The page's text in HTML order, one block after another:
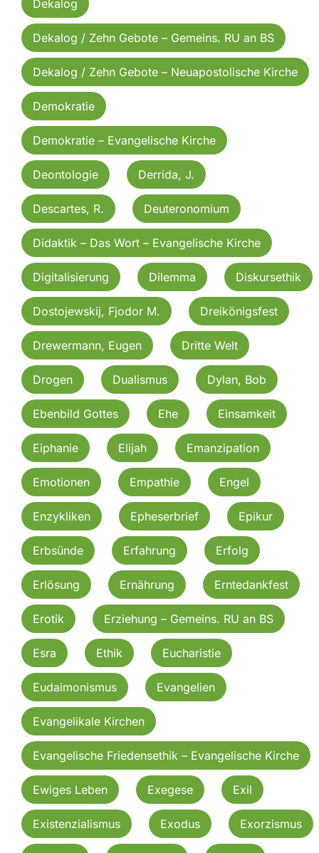
Dekalog
Dekalog / Zehn Gebote – Gemeins. RU an BS
Dekalog / Zehn Gebote – Neuapostolische Kirche
Demokratie
Demokratie – Evangelische Kirche
Deontologie Derrida, J.
Descartes, R. Deuteronomium
Didaktik – Das Wort – Evangelische Kirche
Digitalisierung Dilemma Diskursethik
Dostojewskij, Fjodor M. Dreikönigsfest
Drewermann, Eugen Dritte Welt
Drogen Dualismus Dylan, Bob
Ebenbild Gottes Ehe Einsamkeit
Eiphanie Elijah Emanzipation
Emotionen Empathie Engel
Enzykliken Epheserbrief Epikur
Erbsünde Erfahrung Erfolg
Erlösung Ernährung Erntedankfest
Erotik Erziehung – Gemeins. RU an BS
Esra Ethik Eucharistie
Eudaimonismus Evangelien
Evangelikale Kirchen
Evangelische Friedensethik – Evangelische Kirche
Ewiges Leben Exegese Exil
Existenzialismus Exodus Exorzismus